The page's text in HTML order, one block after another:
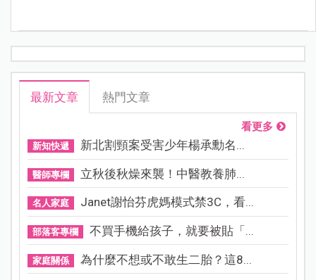
最新文章 熱門文章
看更多
新知快遞 新北割頸案受害少年楊承勳名...
醫師專欄 立秋後秋燥來襲！中醫教養肺...
名人家庭 Janet謝怡芬虎媽模式禁3C，看...
部落客專欄 不買手機給孩子，就要被貼「...
家庭關係 為什麼不想或不敢生二胎？這8...